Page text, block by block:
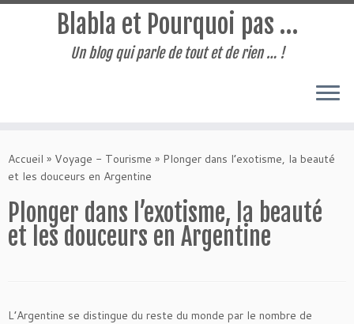
au
contenu
Blabla et Pourquoi pas …
Un blog qui parle de tout et de rien … !
Accueil » Voyage - Tourisme » Plonger dans l’exotisme, la beauté
et les douceurs en Argentine
Plonger dans l’exotisme, la beauté
et les douceurs en Argentine
L’Argentine se distingue du reste du monde par le nombre de